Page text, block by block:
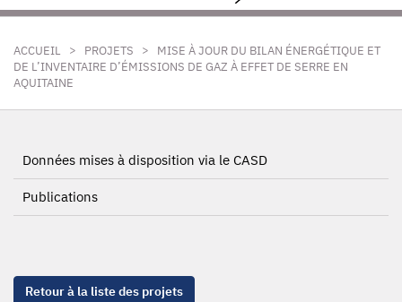
ACCUEIL > PROJETS >
MISE À JOUR DU BILAN ÉNERGÉTIQUE ET
DE L’INVENTAIRE D’ÉMISSIONS DE GAZ À EFFET DE SERRE EN
AQUITAINE
Données mises à disposition via le CASD
Publications
Retour à la liste des projets